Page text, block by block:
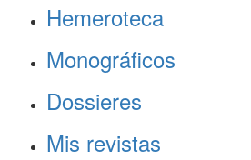
Hemeroteca
Monográficos
Dossieres
Mis revistas